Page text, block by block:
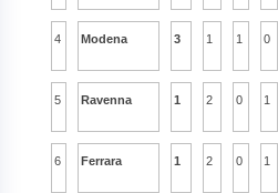
4 Modena 3 1 1 0
5 Ravenna 1 2 0 1
6 Ferrara 1 2 0 1